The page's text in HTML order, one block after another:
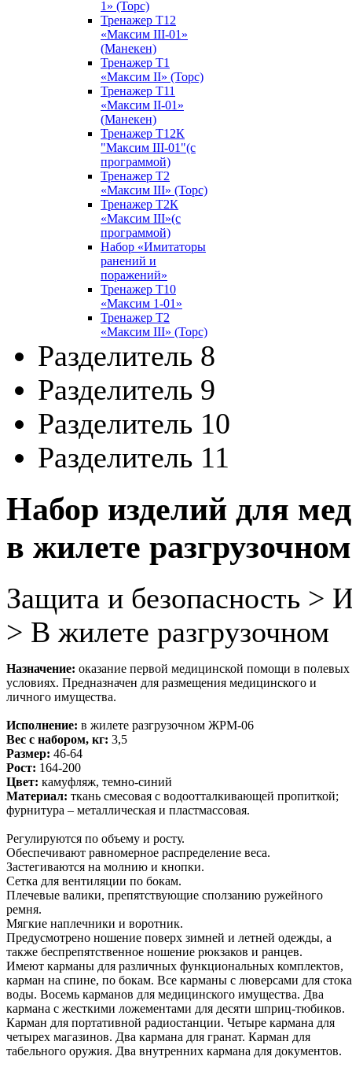
1» (Торс)
Тренажер T12
«Максим III-01»
(Манекен)
Тренажер Т1
«Максим II» (Торс)
Тренажер Т11
«Максим II-01»
(Манекен)
Тренажер Т12К
"Максим III-01"(с
программой)
Тренажер Т2
«Максим III» (Торс)
Тренажер Т2К
«Максим III»(с
программой)
Набор «Имитаторы
ранений и
поражений»
Тренажер Т10
«Максим 1-01»
Тренажер Т2
«Максим III» (Торс)
Разделитель 8
Разделитель 9
Разделитель 10
Разделитель 11
Набор изделий для
в жилете
Защита и безопасность
> В жилете разгрузочном
Назначение: оказание первой медицинской помощи в полевых
условиях. Предназначен для размещения медицинского и
личного имущества.
Исполнение: в жилете разгрузочном ЖРМ-06
Вес с набором, кг: 3,5
Размер: 46-64
Рост: 164-200
Цвет: камуфляж, темно-синий
Материал: ткань смесовая с водоотталкивающей пропиткой;
фурнитура – металлическая и пластмассовая.
Регулируются по объему и росту.
Обеспечивают равномерное распределение веса.
Застегиваются на молнию и кнопки.
Сетка для вентиляции по бокам.
Плечевые валики, препятствующие сползанию ружейного
ремня.
Мягкие наплечники и воротник.
Предусмотрено ношение поверх зимней и летней одежды, а
также беспрепятственное ношение рюкзаков и ранцев.
Имеют карманы для различных функциональных комплектов,
карман на спине, по бокам. Все карманы с люверсами для стока
воды. Восемь карманов для медицинского имущества. Два
кармана с жесткими ложементами для десяти шприц-тюбиков.
Карман для портативной радиостанции. Четыре кармана для
четырех магазинов. Два кармана для гранат. Карман для
табельного оружия. Два внутренних кармана для документов.